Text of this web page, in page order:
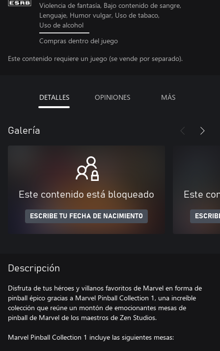
Violencia de fantasía, Bajo contenido de sangre,
Lenguaje, Humor vulgar, Uso de tabaco,
Uso de alcohol
Compras dentro del juego
Este contenido requiere un juego (se vende por separado).
DETALLES OPINIONES MÁS
Galería
Este contenido está bloqueado
ESCRIBE TU FECHA DE NACIMIENTO
Este
Descripción
Disfruta de tus héroes y villanos favoritos de Marvel en forma de
pinball épico gracias a Marvel Pinball Collection 1, una increíble
colección que reúne un montón de emocionantes mesas de
pinball de Marvel de los maestros de Zen Studios.
Marvel Pinball Collection 1 incluye las siguientes mesas: